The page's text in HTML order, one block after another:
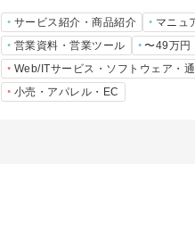
サービス紹介・商品紹介
マニュ
営業資料・営業ツール
〜49万円
Web/ITサービス・ソフトウェア・
小売・アパレル・EC